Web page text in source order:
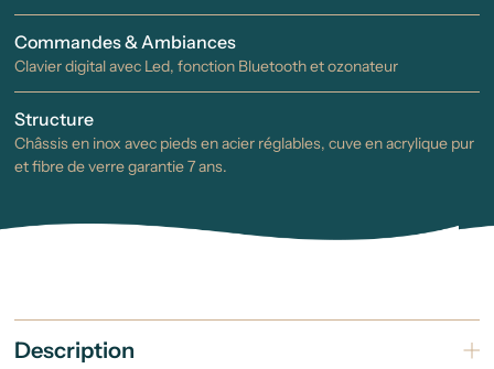
Commandes & Ambiances
Clavier digital avec Led, fonction Bluetooth et ozonateur
Structure
Châssis en inox avec pieds en acier réglables, cuve en acrylique pur
et fibre de verre garantie 7 ans.
Description